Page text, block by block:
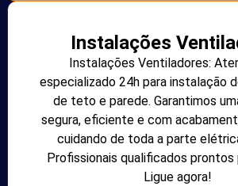
Instalações
Instalações Ventiladores:
especializado 24h para instalação
de teto e parede. Garantimos
segura, eficiente e com
cuidando de toda a parte
Profissionais qualificados prontos
Ligue agora!